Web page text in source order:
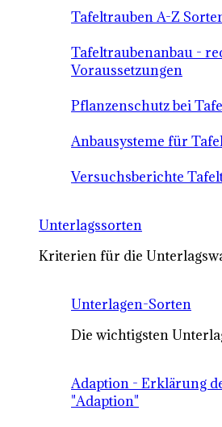
Tafeltrauben A-Z
Tafeltraubenanbau -
Voraussetzungen
Pflanzenschutz bei
Anbausysteme für
Versuchsberichte
Unterlagssorten
Kriterien für die
Unterlagen-Sorten
Die wichtigsten
Adaption - Erklärung
"Adaption"